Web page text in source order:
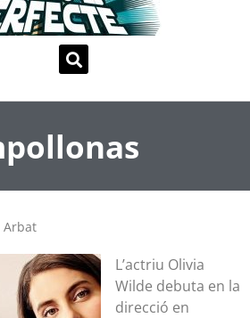
Arbat
L’actriu Olivia
Wilde debuta en la
direcció en